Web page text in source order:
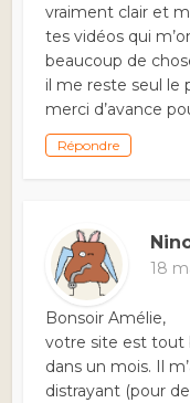
vraiment clair et
tes vidéos qui
beaucoup de
il me reste seul le
merci d’avance
Répondre
18
Bonsoir Amélie,
votre site est tout
dans un mois. Il
distrayant (pour